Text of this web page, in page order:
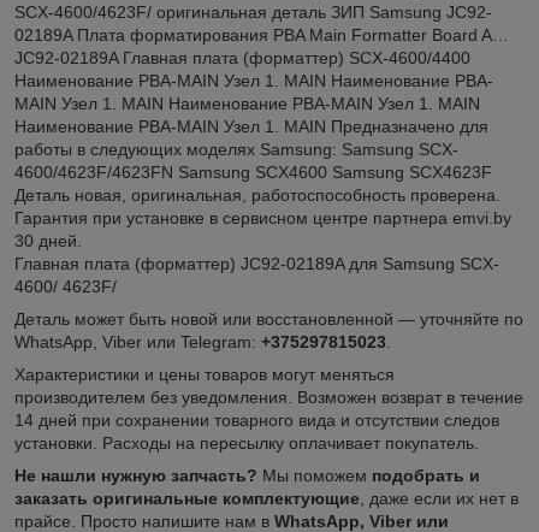
SCX-4600/4623F/ оригинальная деталь ЗИП Samsung JC92-
02189A Плата форматирования PBA Main Formatter Board A…
JC92-02189A Главная плата (форматтер) SCX-4600/4400
Наименование PBA-MAIN Узел 1. MAIN Наименование PBA-
MAIN Узел 1. MAIN Наименование PBA-MAIN Узел 1. MAIN
Наименование PBA-MAIN Узел 1. MAIN Предназначено для
работы в следующих моделях Samsung: Samsung SCX-
4600/4623F/4623FN Samsung SCX4600 Samsung SCX4623F
Деталь новая, оригинальная, работоспособность проверена.
Гарантия при установке в сервисном центре партнера emvi.by
30 дней.
Главная плата (форматтер) JC92-02189A для Samsung SCX-
4600/ 4623F/
Деталь может быть новой или восстановленной — уточняйте по
WhatsApp, Viber или Telegram: +375297815023
Характеристики и цены товаров могут меняться
производителем без уведомления. Возможен возврат в течение
14 дней при сохранении товарного вида и отсутствии следов
установки. Расходы на пересылку оплачивает покупатель.
Не нашли нужную запчасть? Мы поможем подобрать и
заказать оригинальные комплектующие , даже если их нет в
прайсе. Просто напишите нам в WhatsApp, Viber или